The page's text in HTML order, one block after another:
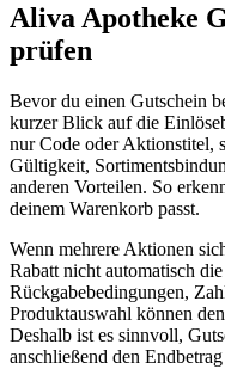
Aliva Apotheke
prüfen
Bevor du einen Gutschein
kurzer Blick auf die
nur Code oder Aktionstitel,
Gültigkeit,
anderen Vorteilen. So
deinem Warenkorb passt.
Wenn mehrere Aktionen
Rabatt nicht automatisch
Rückgabebedingungen,
Produktauswahl können
Deshalb ist es sinnvoll,
anschließend den